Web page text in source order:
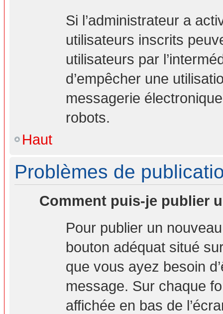
Si l’administrateur a
utilisateurs inscrits
utilisateurs par
d’empêcher une
messagerie
robots.
Haut
Problèmes de
Comment puis-je publier
Pour publier un
bouton adéquat situé
que vous ayez besoin
message. Sur chaque
affichée en bas de